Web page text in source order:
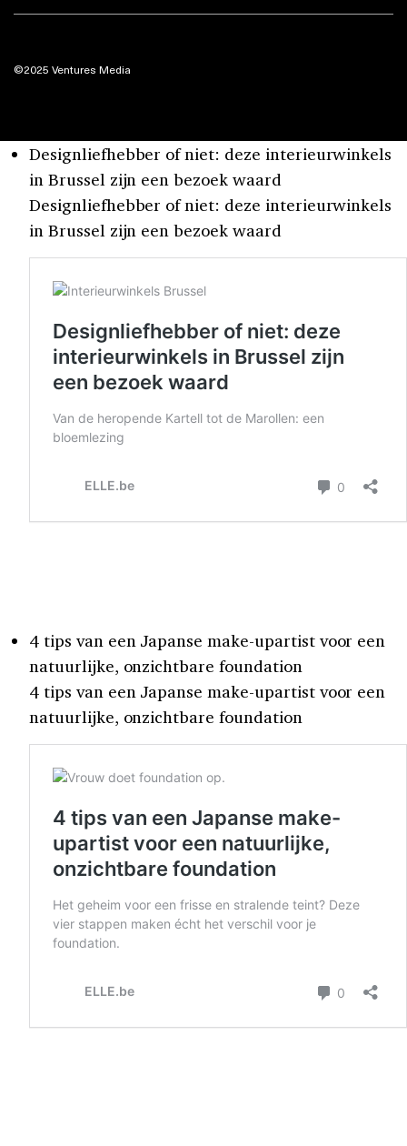
©2025 Ventures Media
Designliefhebber of niet: deze interieurwinkels
in Brussel zijn een bezoek waard
Designliefhebber of niet: deze interieurwinkels
in Brussel zijn een bezoek waard
4 tips van een Japanse make-upartist voor een
natuurlijke, onzichtbare foundation
4 tips van een Japanse make-upartist voor een
natuurlijke, onzichtbare foundation